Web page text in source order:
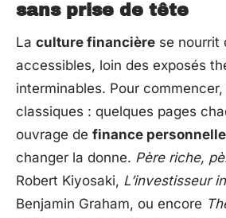
sans prise de tête
La culture financière se nourrit
accessibles, loin des exposés
interminables. Pour
classiques : quelques pages
ouvrage de finance personnelle
changer la donne. Père riche,
Robert Kiyosaki, L’investisseur
Benjamin Graham, ou encore